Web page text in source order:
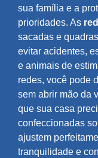
sua família e a
prioridades. As
sacadas e
evitar acidentes,
e animais de
redes, você pode
sem abrir mão da
que sua casa
confeccionadas
ajustem
tranquilidade e